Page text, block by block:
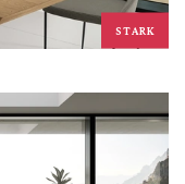
STARK